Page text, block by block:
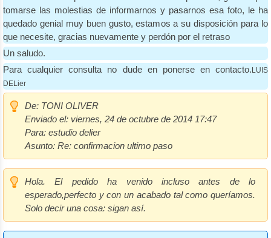
tomarse las molestias de informarnos y pasarnos esa foto, le ha
quedado genial muy buen gusto, estamos a su disposición para lo
que necesite, gracias nuevamente y perdón por el retraso
Un saludo.
Para cualquier consulta no dude en ponerse en contacto. LUIS
DELier
De: TONI OLIVER
Enviado el: viernes, 24 de octubre de 2014 17:47
Para: estudio delier
Asunto: Re: confirmacion ultimo paso
Hola. El pedido ha venido incluso antes de lo
esperado,perfecto y con un acabado tal como queríamos.
Solo decir una cosa: sigan así.